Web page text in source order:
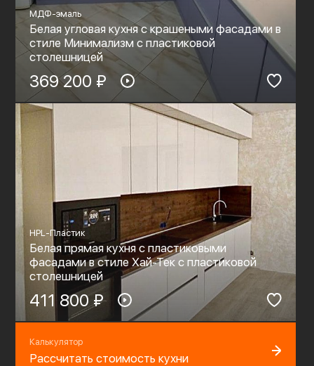
МДФ-эмаль
Белая угловая кухня с крашеными фасадами в
стиле Минимализм с пластиковой
столешницей
369 200 ₽
HPL-Пластик
Белая прямая кухня с пластиковыми
фасадами в стиле Хай-Тек с пластиковой
столешницей
411 800 ₽
Калькулятор
Рассчитать стоимость кухни